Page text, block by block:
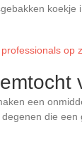
koekje
op
een
die een